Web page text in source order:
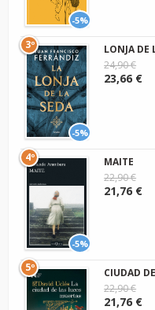
-5%
-5%
3º
LONJA DE
24,90 €
23,66 €
-5%
4º
MAITE
22,90 €
21,76 €
5º
CIUDAD
22,90 €
21,76 €